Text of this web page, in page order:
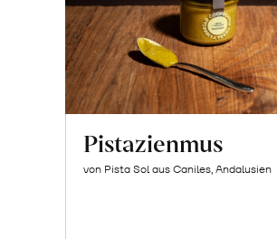
Pistazienmus
von Pista Sol aus Caniles, Andalusien